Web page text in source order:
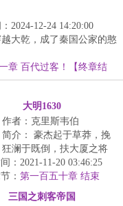
2024-12-24 14:20:00
大乾，成了秦国公家的憨
章 百代过客！【终章结
大明1630
作者：克里斯韦伯
简介： 豪杰起于草莽，挽
狂澜于既倒，扶大厦之将
倾，救万民于水火。
：2021-11-20 03:46:25
： 第一百五十章 结束
三国之刺客帝国